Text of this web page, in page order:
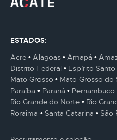
ESTADOS:
Acre
Alagoas Amapá
Distrito Federal
Espírito Santo
Mato Grosso
Mato Grosso do
Paraíba
Paraná Pernambuco
Rio Grande do Norte
Rio
Roraima
Santa Catarina São